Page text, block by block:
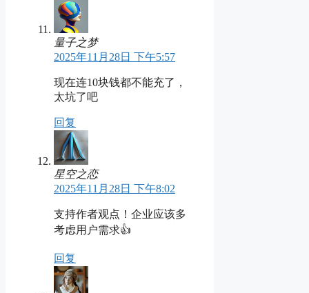
量子之梦
2025年11月28日 下午5:57
现在连10块钱都不能充了，
太坑了吧
回复
星空之恋
2025年11月28日 下午8:02
支持作者观点！企业应该多
考虑用户需求👍
回复